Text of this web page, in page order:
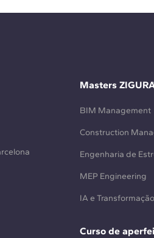
Masters
BIM Management
Construction
Engenharia de
MEP Engineering
IA e
Curso de